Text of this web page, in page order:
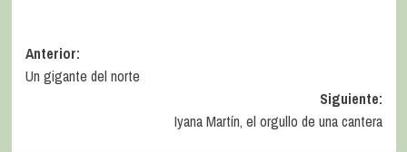
Anterior:
Un gigante del norte
Siguiente:
Iyana Martín, el orgullo de una cantera